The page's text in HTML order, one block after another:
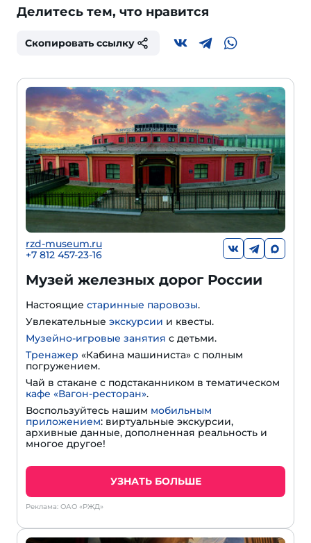
Делитесь тем, что нравится
Скопировать ссылку
rzd-museum.ru
+7 812 457-23-16
Музей железных дорог России
Настоящие старинные паровозы.
Увлекательные экскурсии и квесты.
Музейно-игровые занятия с детьми.
Тренажер «Кабина машиниста» с полным
погружением.
Чай в стакане с подстаканником в тематическом
кафе «Вагон-ресторан».
Воспользуйтесь нашим мобильным
приложением: виртуальные экскурсии,
архивные данные, дополненная реальность и
многое другое!
УЗНАТЬ БОЛЬШЕ
Реклама: ОАО «РЖД»